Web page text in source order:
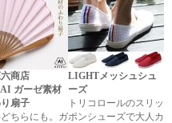
商店
ガーゼ素材
扇子
ちらにも。ガ
LIGHTメッシュシュ
ーズ
トリコロールのスリッ
ポンシューズで大人カ